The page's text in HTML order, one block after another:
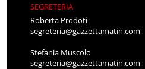
SEGRETERIA
Roberta Prodoti
segreteria@gazzettamatin.com
Stefania Muscolo
segreteria@gazzettamatin.com